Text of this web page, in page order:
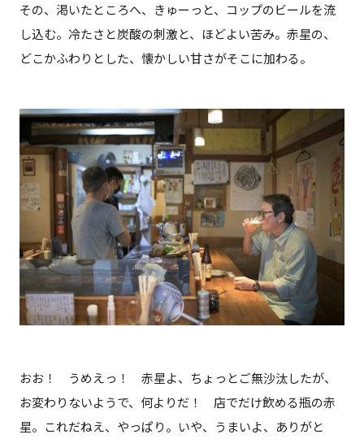
その、渇いたところへ、きゅーっと、コップのビールを流
し込む。冷たさと炭酸の刺激と、ほどよい苦み。赤星の、
どこかふわりとした、懐かしい甘さがそこに加わる。
おお！ うめえっ！ 赤星よ、ちょっとご無沙汰したが、
お変わりないようで、何よりだ！ 店でだけ飲める瓶の赤
星。これだねえ、やっぱり。いや、うまいよ、ありがと